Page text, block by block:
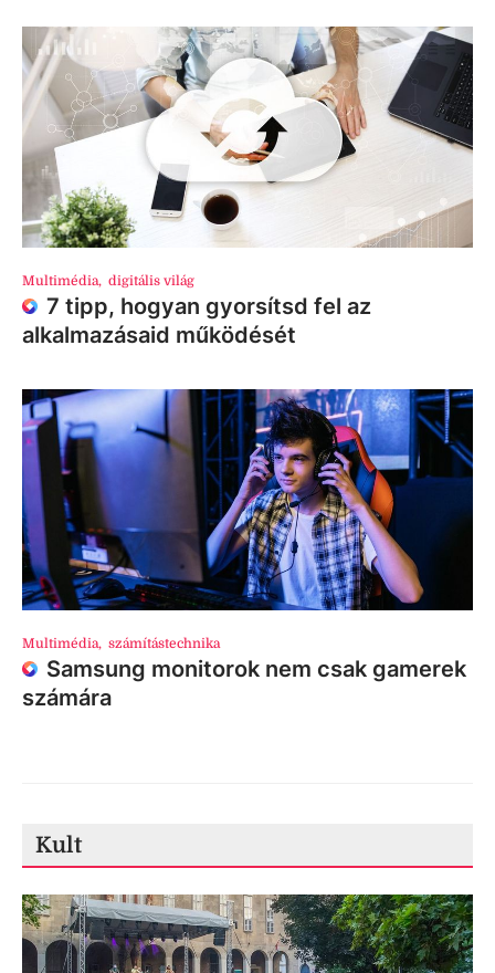
Multimédia, digitális világ
7 tipp, hogyan gyorsítsd fel az
alkalmazásaid működését
Multimédia, számítástechnika
Samsung monitorok nem csak gamerek
számára
Kult